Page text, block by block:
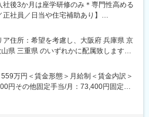
場に新規参入する企業のプロジェクトな
様々です。
ンドを持った社員が活躍
750名）を有しており、ほぼ全員が中
手厚い福利厚生
社後3か月は座学研修のみ＊専門性高める
社員／日当や住宅補助あり】
験から医療業界で活躍できます！
献したい
め自己の成長を実感したい
きたい
す！
ア住所：希望を考慮し、大阪府 兵庫県 京
県 三重県 のいずれかに配属致します。
万円＜賃金形態＞月給制＜賃金内訳＞
円その他固定手当/月：73,400円固定残